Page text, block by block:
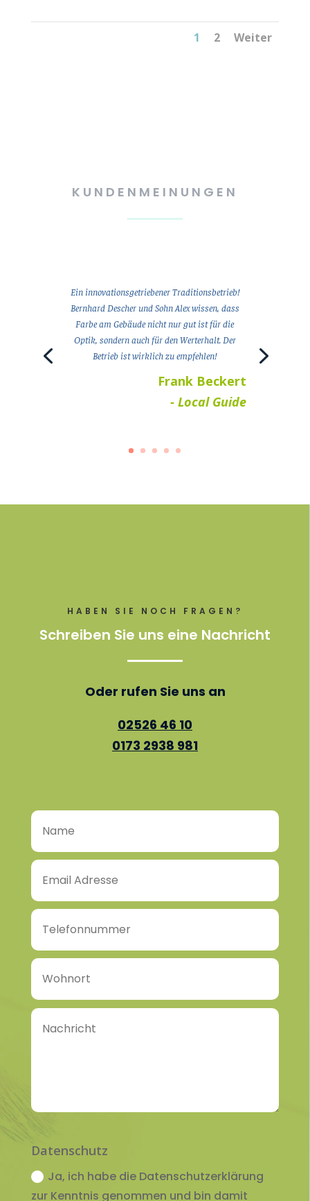
1 2 Weiter
KUNDENMEINUNGEN
Ein innovationsgetriebener Traditionsbetrieb!
Bernhard Descher und Sohn Alex wissen, dass
Farbe am Gebäude nicht nur gut ist für die
Optik, sondern auch für den Werterhalt. Der
Betrieb ist wirklich zu empfehlen!
Frank Beckert
- Local Guide
HABEN SIE NOCH FRAGEN?
Schreiben Sie uns eine Nachricht
Oder rufen Sie uns an
02526 46 10
0173 2938 981
Datenschutz
Ja, ich habe die Datenschutzerklärung
zur Kenntnis genommen und bin damit